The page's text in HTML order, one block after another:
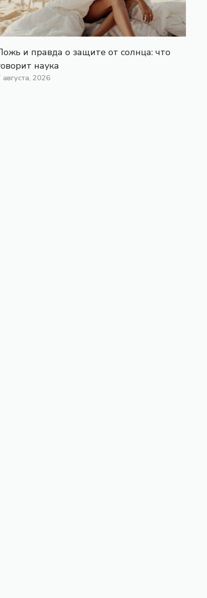
и правда о защите от солнца: что
наука
августа, 2026